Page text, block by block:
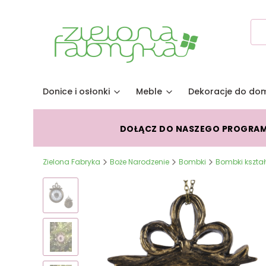
Donice i osłonki Meble Dekoracje do
DOŁĄCZ DO NASZEGO
Zielona Fabryka Boże Narodzenie Bombki Bombki